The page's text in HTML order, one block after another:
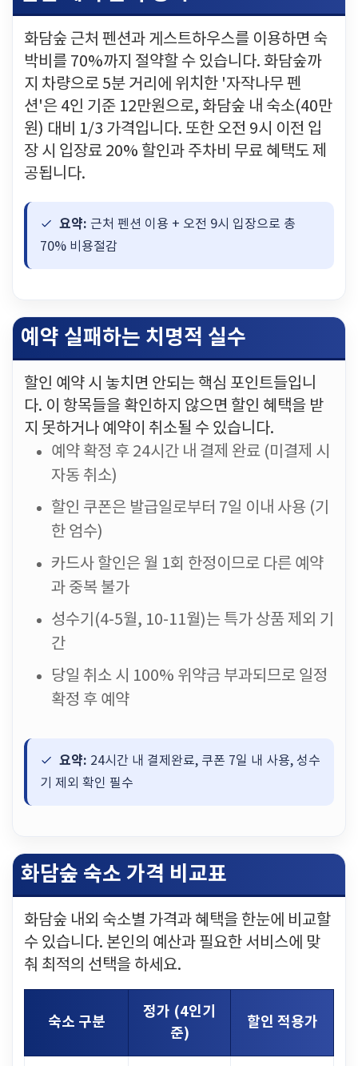
화담숲 근처 펜션과 게스트하우스를 이용하면 숙
박비를 70%까지 절약할 수 있습니다. 화담숲까
지 차량으로 5분 거리에 위치한 '자작나무 펜
션'은 4인 기준 12만원으로, 화담숲 내 숙소(40만
원) 대비 1/3 가격입니다. 또한 오전 9시 이전 입
장 시 입장료 20% 할인과 주차비 무료 혜택도 제
공됩니다.
요약: 근처 펜션 이용 + 오전 9시 입장으로 총
70% 비용절감
예약 실패하는 치명적 실수
할인 예약 시 놓치면 안되는 핵심 포인트들입니
다. 이 항목들을 확인하지 않으면 할인 혜택을 받
지 못하거나 예약이 취소될 수 있습니다.
예약 확정 후 24시간 내 결제 완료 (미결제 시
자동 취소)
할인 쿠폰은 발급일로부터 7일 이내 사용 (기
한 엄수)
카드사 할인은 월 1회 한정이므로 다른 예약
과 중복 불가
성수기(4-5월, 10-11월)는 특가 상품 제외 기
간
당일 취소 시 100% 위약금 부과되므로 일정
확정 후 예약
요약: 24시간 내 결제완료, 쿠폰 7일 내 사용, 성수
기 제외 확인 필수
화담숲 숙소 가격 비교표
화담숲 내외 숙소별 가격과 혜택을 한눈에 비교할
수 있습니다. 본인의 예산과 필요한 서비스에 맞
춰 최적의 선택을 하세요.
숙소 구분
정가 (4인기
준)
할인 적용가